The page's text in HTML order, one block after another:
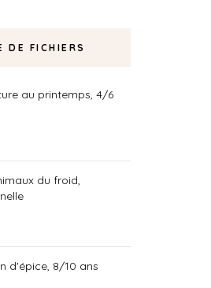
DE FICHIERS
au printemps, 4/6
du froid,
d'épice, 8/10 ans